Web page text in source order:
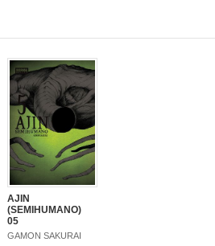
AJIN
(SEMIHUMANO)
05
GAMON SAKURAI